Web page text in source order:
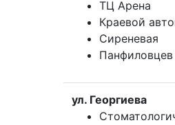
ТЦ Арена
Краевой
Сиреневая
ул. Георгиева